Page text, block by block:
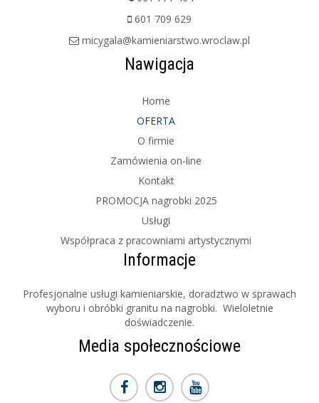
601 709 629
micygala@kamieniarstwo.wroclaw.pl
Nawigacja
Home
OFERTA
O firmie
Zamówienia on-line
Kontakt
PROMOCJA nagrobki 2025
Usługi
Współpraca z pracowniami artystycznymi
Informacje
Profesjonalne usługi kamieniarskie, doradztwo w sprawach
wyboru i obróbki granitu na nagrobki. Wieloletnie
doświadczenie.
Media społecznościowe